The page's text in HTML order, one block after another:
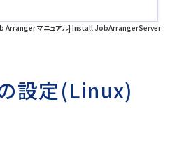
マニュアル] Install JobArrangerServer
設定(Linux)